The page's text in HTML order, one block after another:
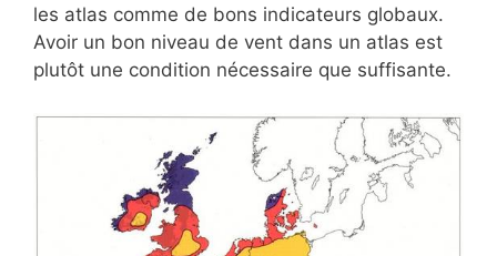
les atlas comme de bons indicateurs globaux.
Avoir un bon niveau de vent dans un atlas est
plutôt une condition nécessaire que suffisante.